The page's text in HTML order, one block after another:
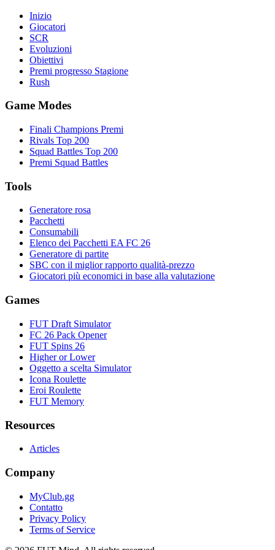
Inizio
Giocatori
SCR
Evoluzioni
Obiettivi
Premi progresso Stagione
Rush
Game Modes
Finali Champions Premi
Rivals Top 200
Squad Battles Top 200
Premi Squad Battles
Tools
Generatore rosa
Pacchetti
Consumabili
Elenco dei Pacchetti EA FC 26
Generatore di partite
SBC con il miglior rapporto qualità-prezzo
Giocatori più economici in base alla valutazione
Games
FUT Draft Simulator
FC 26 Pack Opener
FUT Spins 26
Higher or Lower
Oggetto a scelta Simulator
Icona Roulette
Eroi Roulette
FUT Memory
Resources
Articles
Company
MyClub.gg
Contatto
Privacy Policy
Terms of Service